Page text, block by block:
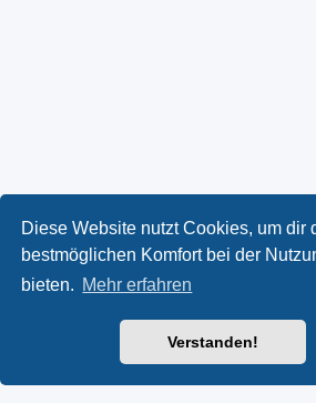
Diese Website nutzt Cookies, um dir
bestmöglichen Komfort bei der
bieten. Mehr erfahren
Verstanden!